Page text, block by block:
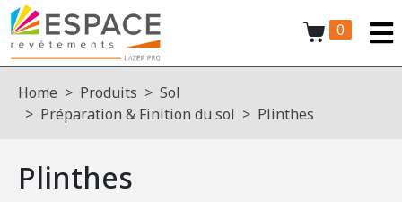
0
Home Produits
Sol
Préparation & Finition du sol
Plinthes
Plinthes